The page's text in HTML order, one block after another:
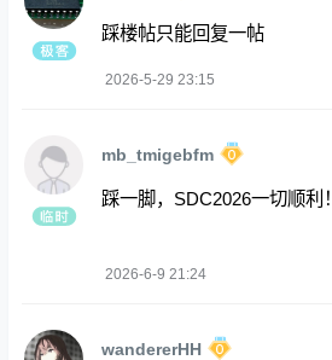
踩楼帖只能回复一帖
2026-5-29 23:15
mb_tmigebfm
踩一脚，SDC2026一切顺利！
2026-6-9 21:24
wandererHH